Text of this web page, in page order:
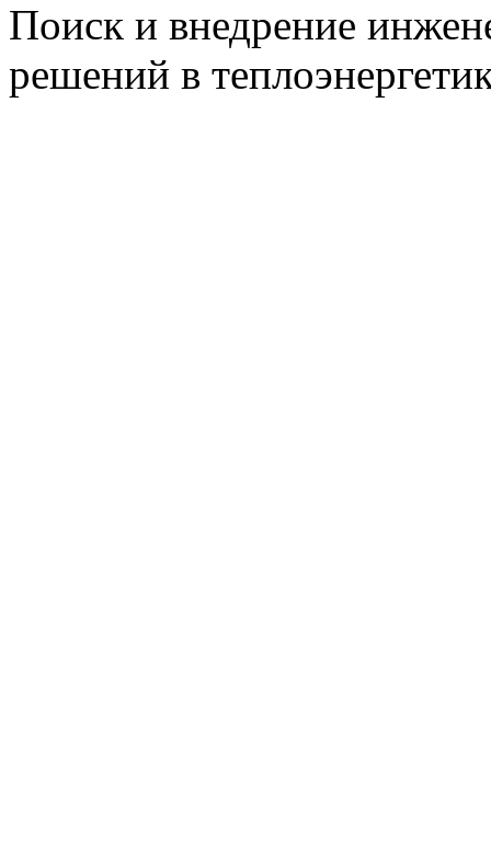
Поиск и внедрение
решений в